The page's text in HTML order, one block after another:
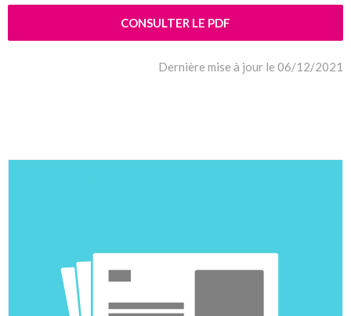
CONSULTER LE PDF
Dernière mise à jour le 06/12/2021